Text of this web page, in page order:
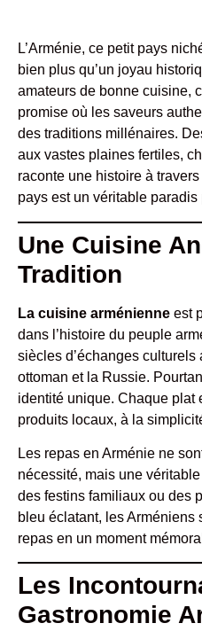
L’Arménie, ce petit pays
bien plus qu’un joyau
amateurs de bonne cuisine,
promise où les saveurs
des traditions millénaires.
aux vastes plaines fertiles,
raconte une histoire à
pays est un véritable
Une Cuisine
Tradition
La cuisine arménienne est
dans l’histoire du peuple
siècles d’échanges culturels
ottoman et la Russie.
identité unique. Chaque plat
produits locaux, à la
Les repas en Arménie ne
nécessité, mais une
des festins familiaux ou des
bleu éclatant, les Arméniens
repas en un moment
Les
Gastronomie